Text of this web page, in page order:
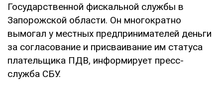
Государственной фискальной службы в
Запорожской области. Он многократно
вымогал у местных предпринимателей деньги
за согласование и присваивание им статуса
плательщика ПДВ, информирует пресс-
служба СБУ.